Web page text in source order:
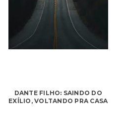
DANTE FILHO: SAINDO DO
EXÍLIO, VOLTANDO PRA CASA